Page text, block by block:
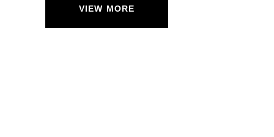
VIEW MORE